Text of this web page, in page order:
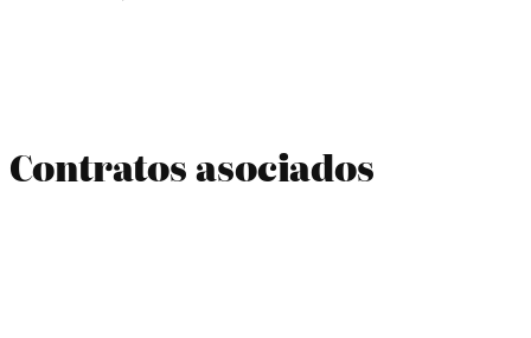
Contratos asociados